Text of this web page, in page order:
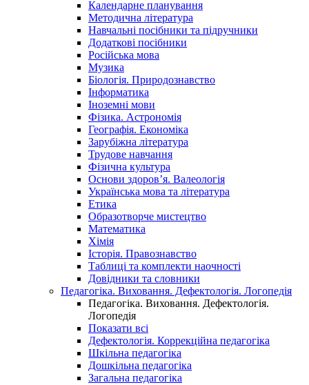
Календарне планування
Методична література
Навчальні посібники та підручники
Додаткові посібники
Російська мова
Музика
Біологія. Природознавство
Інформатика
Іноземні мови
Фізика. Астрономія
Географія. Економіка
Зарубіжна література
Трудове навчання
Фізична культура
Основи здоров’я. Валеологія
Українська мова та література
Етика
Образотворче мистецтво
Математика
Хімія
Історія. Правознавство
Таблиці та комплекти наочності
Довідники та словники
Педагогіка. Виховання. Дефектологія. Логопедія
Педагогіка. Виховання. Дефектологія.
Логопедія
Показати всі
Дефектологія. Коррекційна педагогіка
Шкільна педагогіка
Дошкільна педагогіка
Загальна педагогіка